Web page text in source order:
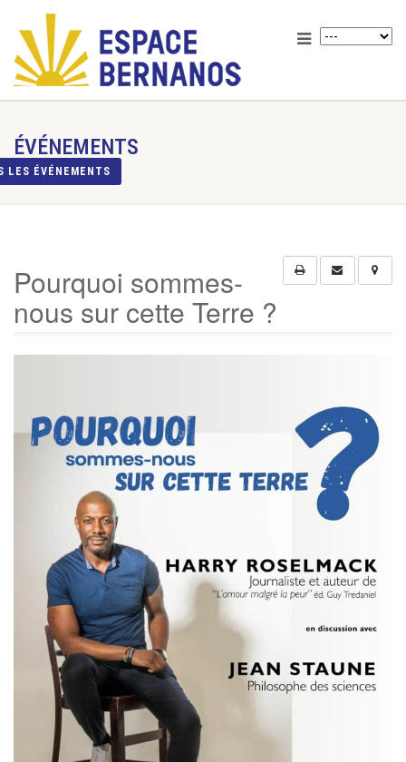
ÉVÉNEMENTS
LES ÉVÉNEMENTS
Pourquoi sommes-
nous sur cette Terre ?